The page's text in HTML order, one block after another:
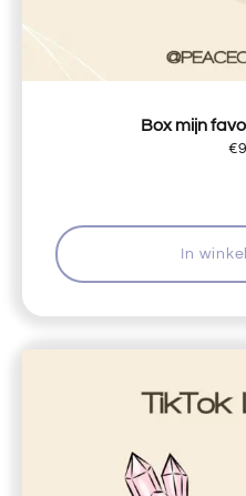
Box mijn
€
In